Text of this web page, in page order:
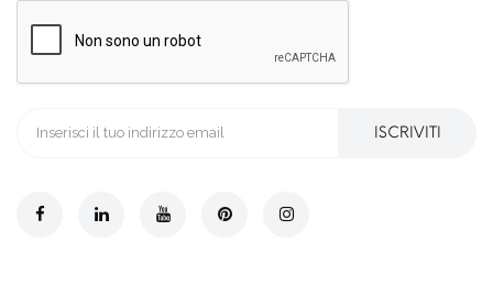
ISCRIVITI